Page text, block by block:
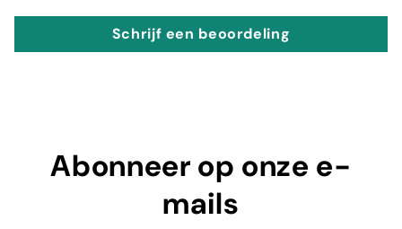
Schrijf een beoordeling
Abonneer op onze e-
mails